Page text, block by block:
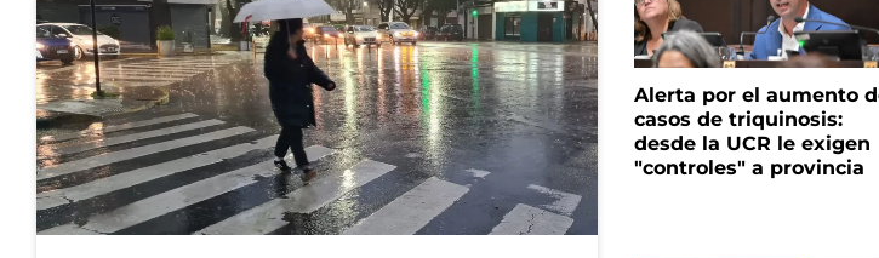
Alerta por el aumento
casos de triquinosis:
desde la UCR le exigen
"controles" a provincia